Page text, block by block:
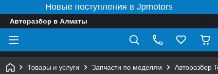
Новые поступления в Jpmotors
Авторазбор в Алматы
Товары и услуги Запчасти по моделям Авторазбор